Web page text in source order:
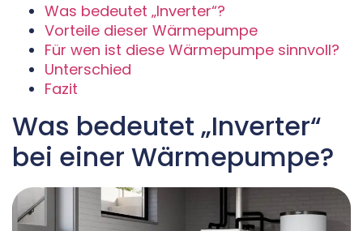
Was bedeutet „Inverter“?
Vorteile dieser Wärmepumpe
Für wen ist diese Wärmepumpe sinnvoll?
Unterschied
Fazit
Was bedeutet „Inverter“
bei einer Wärmepumpe?